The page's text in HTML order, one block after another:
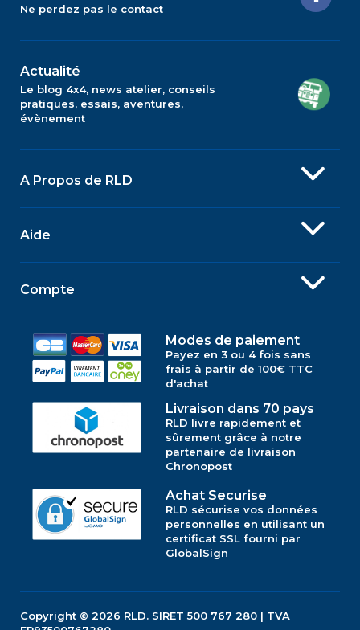
Ne perdez pas le contact
Actualité
Le blog 4x4, news atelier, conseils
pratiques, essais, aventures,
évènement
A Propos de RLD
Aide
Compte
Modes de paiement
Payez en 3 ou 4 fois sans
frais à partir de 100€ TTC
d'achat
Livraison dans 70 pays
RLD livre rapidement et
sûrement grâce à notre
partenaire de livraison
Chronopost
Achat Securise
RLD sécurise vos données
personnelles en utilisant un
certificat SSL fourni par
GlobalSign
Copyright © 2026 RLD. SIRET 500 767 280 | TVA